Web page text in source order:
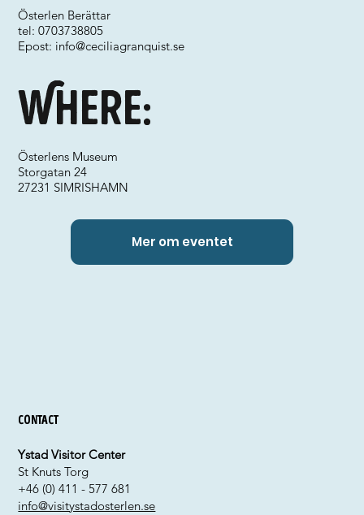
Where:
Österlen Berättar
tel: 0703738805
Epost: info@ceciliagranquist.se
Österlens Museum
Storgatan 24
27231 SIMRISHAMN
Mer om eventet
Contact
Ystad Visitor Center
St Knuts Torg
+46 (0) 411 - 577 681
info@visitystadosterlen.se